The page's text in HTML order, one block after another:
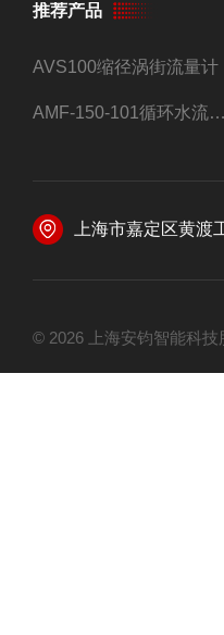
推荐产品
AVS100缩径涡街流量计
AMF-150-101循环水流量计,电磁流量计
上海市嘉定区黄
© 2026 上海安钧智能科